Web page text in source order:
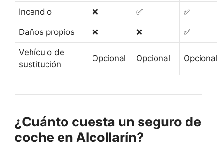
Incendio ❌ ✅ ✅
Daños propios ❌ ❌ ✅
Vehículo de
sustitución
Opcional Opcional Opcional
¿Cuánto cuesta un seguro de
coche en Alcollarín?